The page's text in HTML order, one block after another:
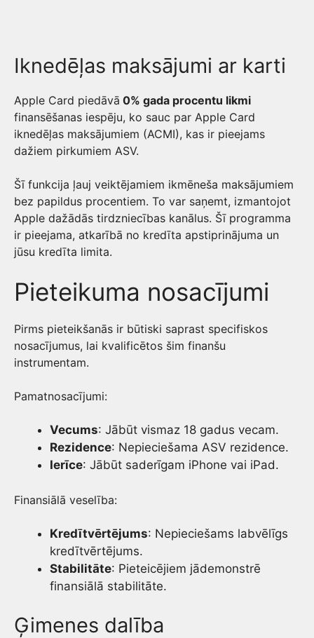
Iknedēļas maksājumi ar karti
Apple Card piedāvā 0% gada procentu likmi
finansēšanas iespēju, ko sauc par Apple Card
iknedēļas maksājumiem (ACMI), kas ir pieejams
dažiem pirkumiem ASV.
Šī funkcija ļauj veiktējamiem ikmēneša maksājumiem
bez papildus procentiem. To var saņemt, izmantojot
Apple dažādās tirdzniecības kanālus. Šī programma
ir pieejama, atkarībā no kredīta apstiprinājuma un
jūsu kredīta limita.
Pieteikuma nosacījumi
Pirms pieteikšanās ir būtiski saprast specifiskos
nosacījumus, lai kvalificētos šim finanšu
instrumentam.
Pamatnosacījumi:
Vecums: Jābūt vismaz 18 gadus vecam.
Rezidence: Nepieciešama ASV rezidence.
Ierīce: Jābūt saderīgam iPhone vai iPad.
Finansiālā veselība:
Kredītvērtējums: Nepieciešams labvēlīgs
kredītvērtējums.
Stabilitāte: Pieteicējiem jādemonstrē
finansiālā stabilitāte.
Ģimenes dalība